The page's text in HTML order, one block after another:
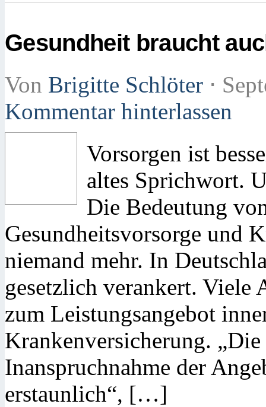
Gesundheit braucht
Von Brigitte Schlöter ⋅
Kommentar hinterlassen
Vorsorgen ist
altes Sprichwort.
Die Bedeutung
Gesundheitsvorsorge und
niemand mehr. In
gesetzlich verankert. Viele
zum Leistungsangebot
Krankenversicherung.
Inanspruchnahme der
erstaunlich“, […]